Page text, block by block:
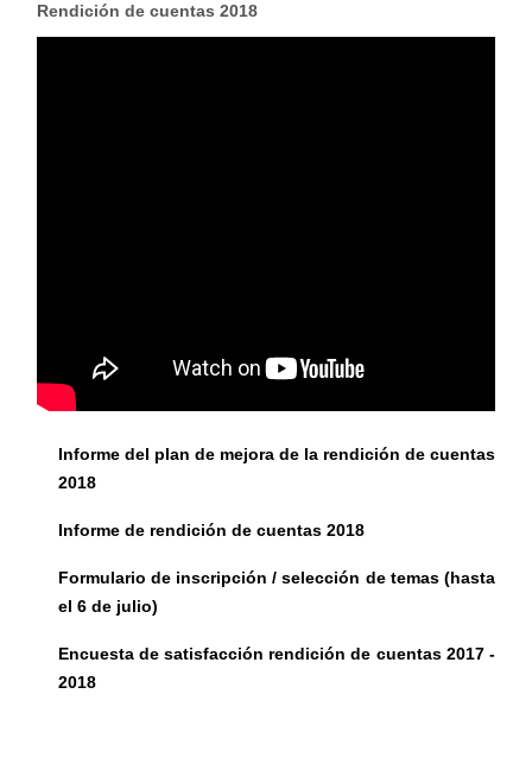
Rendición de cuentas 2018
Informe del plan de mejora de la rendición de cuentas
2018
Informe de rendición de cuentas 2018
Formulario de inscripción / selección de temas (hasta
el 6 de julio)
Encuesta de satisfacción rendición de cuentas 2017 -
2018